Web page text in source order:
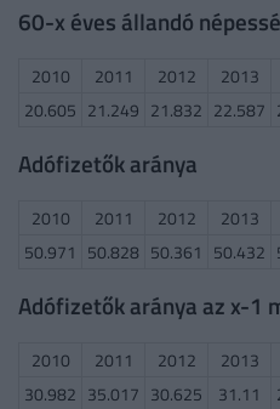
60-x éves állandó
2010 2011 2012 2013
20.605 21.249 21.832 22.587
Adófizetők aránya
2010 2011 2012 2013
50.971 50.828 50.361 50.432
Adófizetők aránya az x-1
2010 2011 2012 2013
30.982 35.017 30.625 31.11